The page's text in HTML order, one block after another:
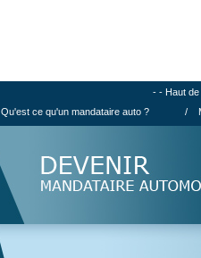
- - Haut
Qu'est ce qu'un mandataire auto ? /